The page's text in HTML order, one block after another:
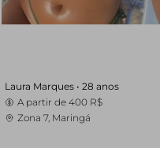
Laura Marques • 28 anos
A partir de 400 R$
Zona 7, Maringá